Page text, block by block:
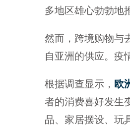
多地区雄心勃勃地
然而，跨境购物与
自亚洲的供应。疫
根据调查显示， 欧
者的消费喜好发生
品、家居摆设、玩